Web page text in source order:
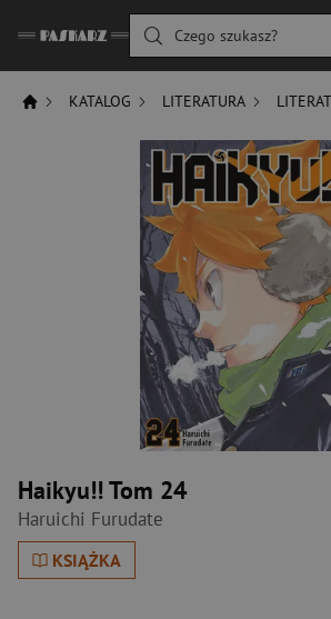
Czego szukasz?
KATALOG LITERATURA
Haikyu!! Tom 24
Haruichi Furudate
KSIĄŻKA